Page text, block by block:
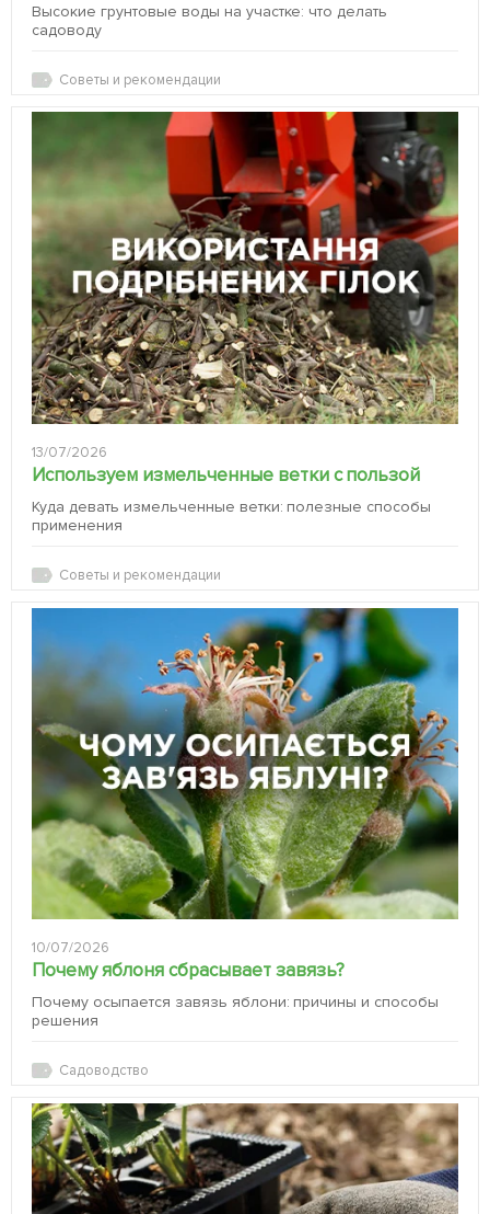
Высокие грунтовые воды на участке: что делать
садоводу
Советы и рекомендации
13/07/2026
Используем измельченные ветки с пользой
Куда девать измельченные ветки: полезные способы
применения
Советы и рекомендации
10/07/2026
Почему яблоня сбрасывает завязь?
Почему осыпается завязь яблони: причины и способы
решения
Садоводство